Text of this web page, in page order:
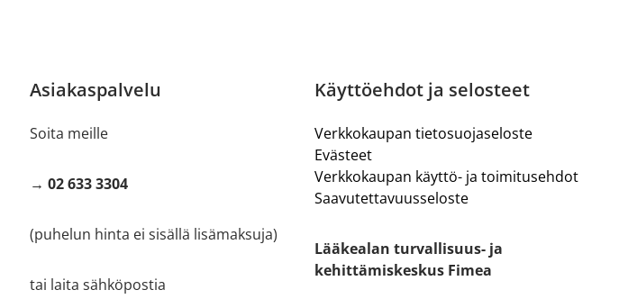
Asiakaspalvelu
Soita meille
→ 02 633 3304
(puhelun hinta ei sisällä lisämaksuja)
tai laita sähköpostia
Käyttöehdot ja selosteet
Verkkokaupan tietosuojaseloste
Evästeet
Verkkokaupan käyttö- ja toimitusehdot
Saavutettavuusseloste
Lääkealan turvallisuus- ja
kehittämiskeskus Fimea